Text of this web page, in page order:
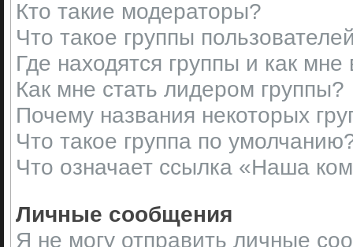
Кто такие модераторы?
Что такое группы
Где находятся группы и как мне
Как мне стать лидером группы?
Почему названия некоторых
Что такое группа по
Что означает ссылка «Наша
Личные сообщения
Я не могу отправить личные